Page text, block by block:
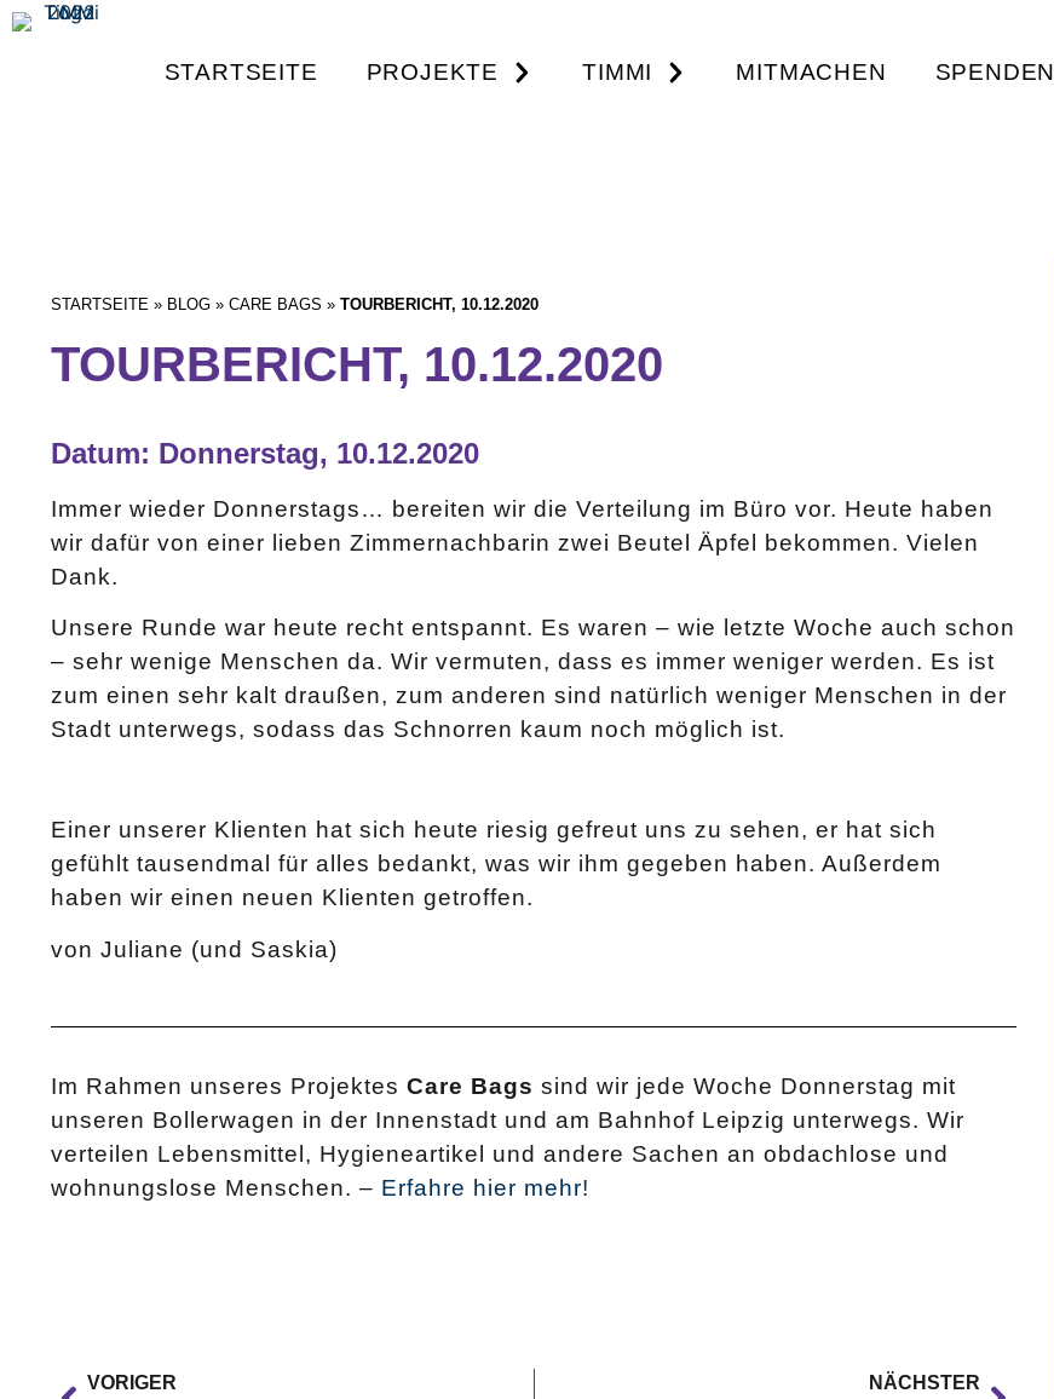
STARTSEITE PROJEKTE TIMMI MITMACHEN SPENDEN
STARTSEITE » BLOG » CARE BAGS » TOURBERICHT, 10.12.2020
TOURBERICHT, 10.12.2020
Datum: Donnerstag, 10.12.2020
Immer wieder Donnerstags… bereiten wir die Verteilung im Büro vor. Heute haben
wir dafür von einer lieben Zimmernachbarin zwei Beutel Äpfel bekommen. Vielen
Dank.
Unsere Runde war heute recht entspannt. Es waren – wie letzte Woche auch schon
– sehr wenige Menschen da. Wir vermuten, dass es immer weniger werden. Es ist
zum einen sehr kalt draußen, zum anderen sind natürlich weniger Menschen in der
Stadt unterwegs, sodass das Schnorren kaum noch möglich ist.
Einer unserer Klienten hat sich heute riesig gefreut uns zu sehen, er hat sich
gefühlt tausendmal für alles bedankt, was wir ihm gegeben haben. Außerdem
haben wir einen neuen Klienten getroffen.
von Juliane (und Saskia)
Im Rahmen unseres Projektes Care Bags sind wir jede Woche Donnerstag mit
unseren Bollerwagen in der Innenstadt und am Bahnhof Leipzig unterwegs. Wir
verteilen Lebensmittel, Hygieneartikel und andere Sachen an obdachlose und
wohnungslose Menschen. – Erfahre hier mehr!
VORIGER
NÄCHSTER